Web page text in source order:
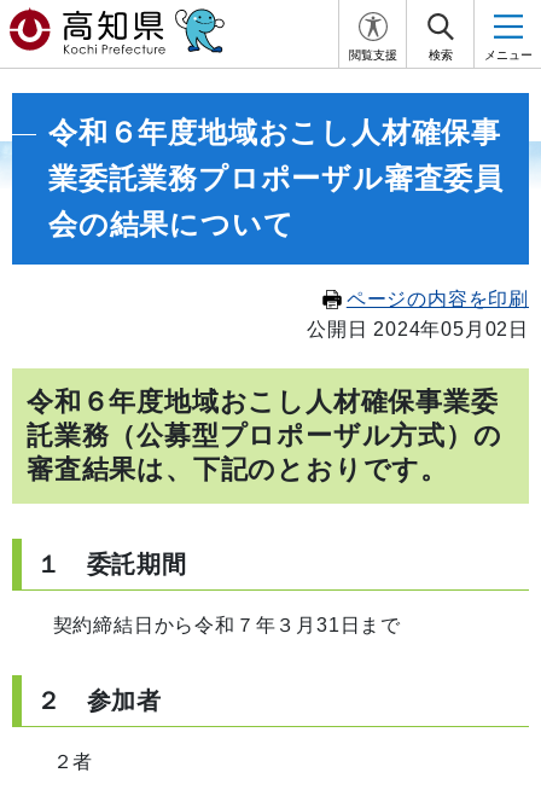
閲覧支援 検索 メニュー
令和６年度地域おこし人材確保事
業委託業務プロポーザル審査委員
会の結果について
ページの内容を印刷
公開日 2024年05月02日
令和６年度地域おこし人材確保事業委
託業務（公募型プロポーザル方式）の
審査結果は、下記のとおりです。
１ 委託期間
契約締結日から令和７年３月31日まで
２ 参加者
２者